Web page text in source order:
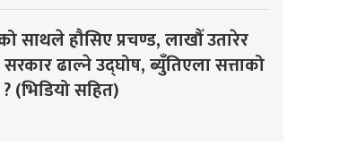
साथले हौसिए प्रचण्ड, लाखौँ उतारेर
ढाल्ने उद्घोष, ब्युँतिएला सत्ताको
(भिडियो सहित)